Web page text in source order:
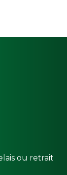
ou retrait